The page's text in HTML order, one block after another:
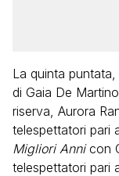
La quinta
di Gaia De
riserva, Aurora
telespettatori pari
Migliori Annicon
telespettatori pari